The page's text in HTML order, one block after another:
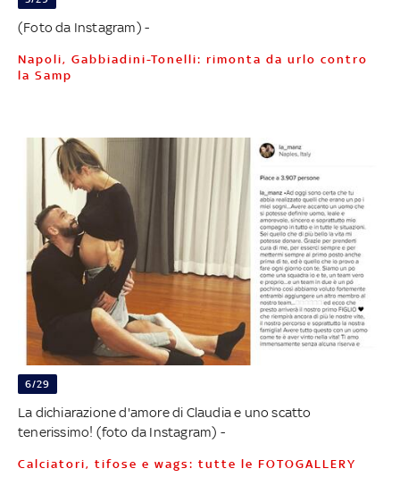
(Foto da Instagram) -
Napoli, Gabbiadini-Tonelli: rimonta da urlo contro
la Samp
6/29
La dichiarazione d'amore di Claudia e uno scatto
tenerissimo! (foto da Instagram) -
Calciatori, tifose e wags: tutte le FOTOGALLERY